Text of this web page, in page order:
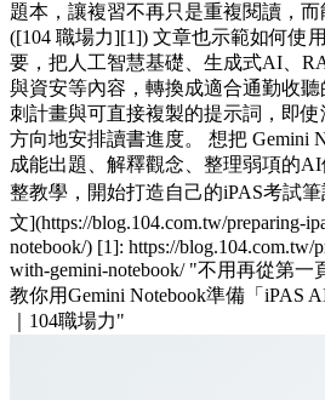
題本，讓複習不再只是重複閱讀，而
([104 職場力][1]) 文章也示範如何使
要，把人工智慧基礎、生成式AI、
與資安等內容，轉換成適合通勤收
刺計畫與可直接複製的提示詞，即
方向地安排讀書進度。 想把 Gemini
成能出題、解釋觀念、整理弱項的
整教學，開始打造自己的iPAS考試
文](https://blog.104.com.tw/preparing-
notebook/) [1]: https://blog.104.com.tw/
with-gemini-notebook/ "不用再從第
教你用Gemini Notebook準備「iPAS
｜104職場力"